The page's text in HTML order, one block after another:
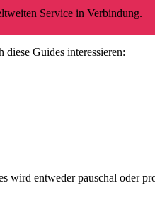
Service in Verbindung.
diese Guides interessieren:
wird entweder pauschal oder